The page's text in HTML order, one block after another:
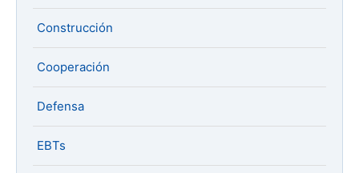
Construcción
Cooperación
Defensa
EBTs